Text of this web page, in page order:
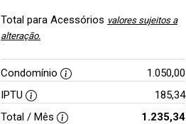
Total para Acessórios valores sujeitos a
alteração.
Condomínio
1.050,00
IPTU
185,34
Total / Mês
1.235,34